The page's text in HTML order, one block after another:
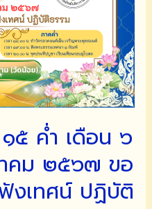
๕ ค่ำ เดือน ๖
คม ๒๕๖๗ ขอ
งเทศน์ ปฏิบัติ